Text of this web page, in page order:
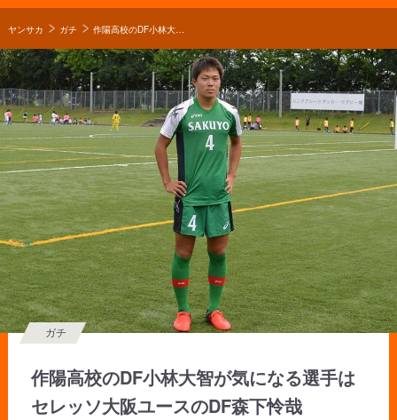
ヤンサカ ガチ 作陽高校のDF小林大智が気になる選手はセレッソ大阪ユースのDF森下怜哉
作陽高校のDF小林大智が気になる選手は
セレッソ大阪ユースのDF森下怜哉
ガチ